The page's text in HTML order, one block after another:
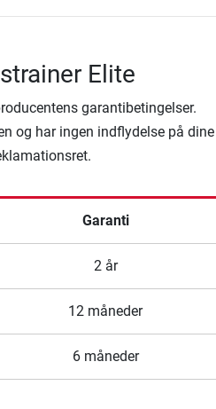
Elite
garantibetingelser.
og har ingen indflydelse på dine
Garanti
2 år
12 måneder
6 måneder